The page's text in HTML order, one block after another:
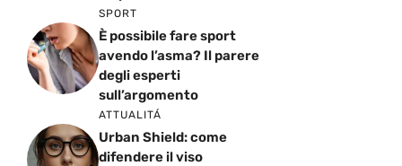
SPORT
È possibile fare sport
avendo l’asma? Il parere
degli esperti
sull’argomento
ATTUALITÁ
Urban Shield: come
difendere il viso